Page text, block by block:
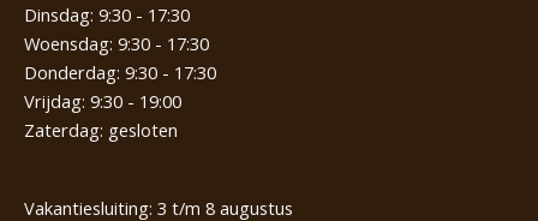
Dinsdag: 9:30 - 17:30
Woensdag: 9:30 - 17:30
Donderdag: 9:30 - 17:30
Vrijdag: 9:30 - 19:00
Zaterdag: gesloten
Vakantiesluiting: 3 t/m 8 augustus